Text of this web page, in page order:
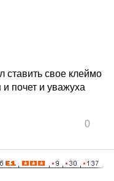
ставить свое клеймо
почет и уважуха
0